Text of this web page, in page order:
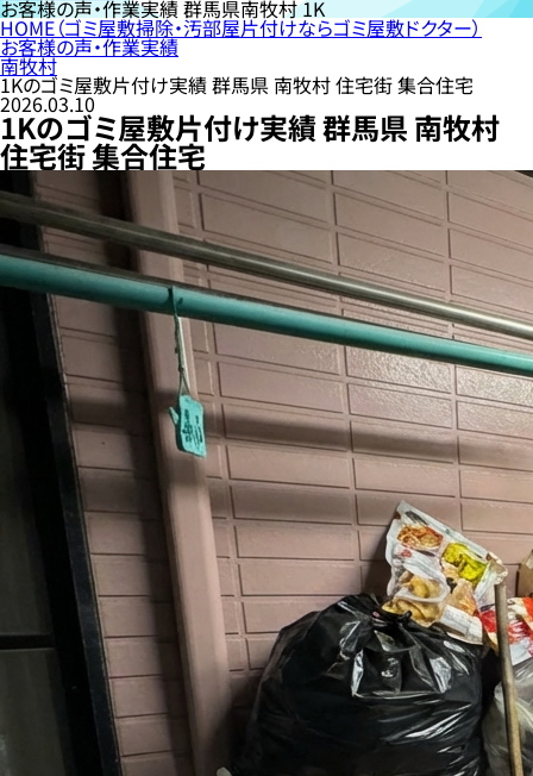
お客様の声・作業実績群馬県南牧村 1K
HOME（ゴミ屋敷掃除・汚部屋片付けならゴミ屋敷ドクター）
お客様の声・作業実績
南牧村
1Kのゴミ屋敷片付け実績 群馬県 南牧村 住宅街 集合住宅
2026.03.10
1Kのゴミ屋敷片付け実績 群馬県 南牧村
住宅街 集合住宅